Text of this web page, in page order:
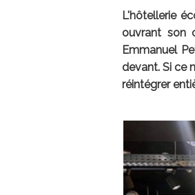
L'hôtellerie
ouvrant son
Emmanuel
devant. Si ce
réintégrer